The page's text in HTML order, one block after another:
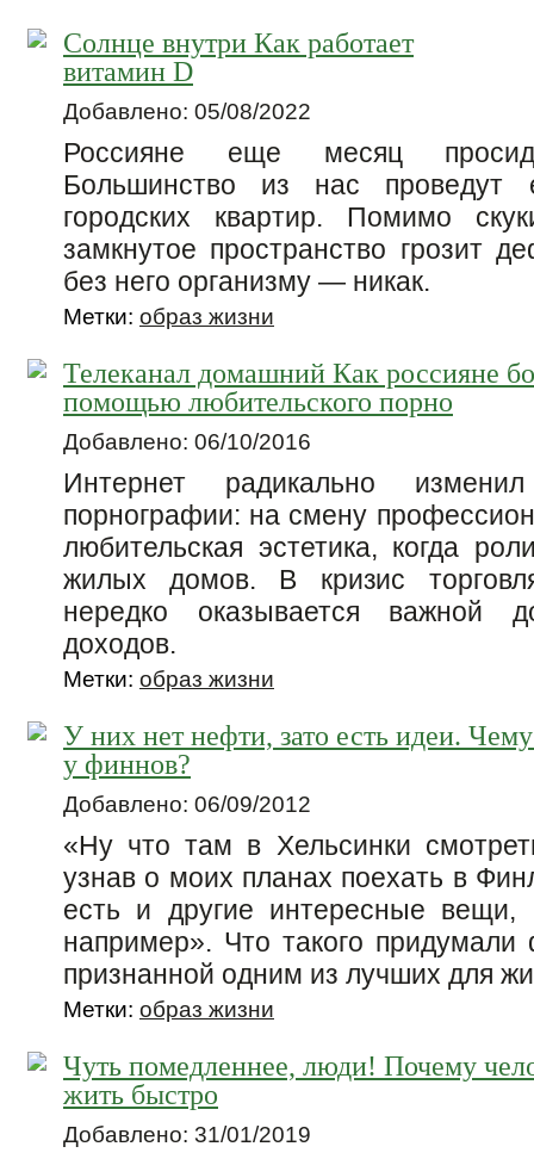
Солнце внутри Как работает
витамин D
Добавлено: 05/08/2022
Россияне еще месяц
Большинство из нас проведут
городских квартир. Помимо
замкнутое пространство грозит
без него организму — никак.
Метки: образ жизни
Телеканал домашний Как россияне
помощью любительского порно
Добавлено: 06/10/2016
Интернет радикально
порнографии: на смену
любительская эстетика, когда
жилых домов. В кризис
нередко оказывается важной
доходов.
Метки: образ жизни
У них нет нефти, зато есть идеи.
у финнов?
Добавлено: 06/09/2012
«Ну что там в Хельсинки
узнав о моих планах поехать в
есть и другие интересные
например». Что такого
признанной одним из лучших для
Метки: образ жизни
Чуть помедленнее, люди! Почему
жить быстро
Добавлено: 31/01/2019